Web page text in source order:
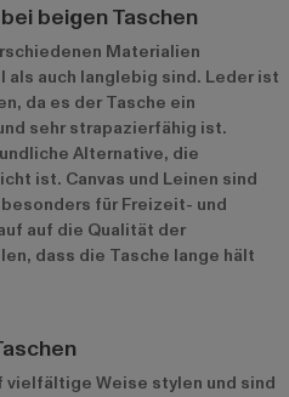
beigen Taschen
Materialien
auch langlebig sind. Leder ist
da es der Tasche ein
sehr strapazierfähig ist.
Alternative, die
ist. Canvas und Leinen sind
für Freizeit- und
auf die Qualität der
dass die Tasche lange hält
vielfältige Weise stylen und sind